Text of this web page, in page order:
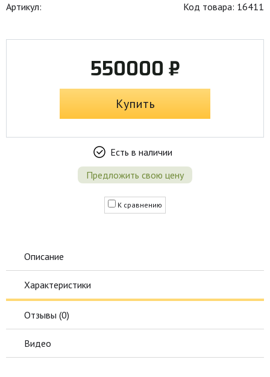
Артикул: Код товара: 16411
550000 ₽
Купить
Есть в наличии
Предложить свою цену
К сравнению
Описание
Характеристики
Отзывы (0)
Видео